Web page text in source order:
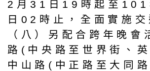
2月31日19時起至
日02時止，全面實施交
（八）另配合跨年晚會
路(中央路至世界街、
中山路(中正路至大同